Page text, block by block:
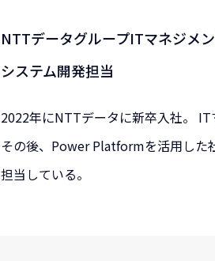
NTTデータグループITマネジメ
システム開発担当
2022年にNTTデータに新卒入社。 IT
その後、Power Platformを活用した
担当している。